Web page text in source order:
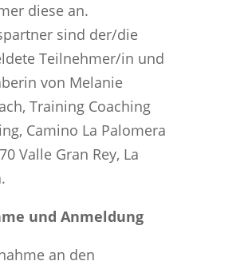
diese an.
sind der/die
Teilnehmer/in und
von Melanie
Training Coaching
Camino La Palomera
Valle Gran Rey, La
und Anmeldung
an den